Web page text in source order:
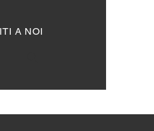
A NOI